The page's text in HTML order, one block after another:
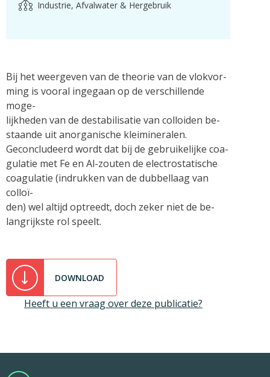
Industrie, Afvalwater & Hergebruik
Bij het weergeven van de theorie van de vlokvor-
ming is vooral ingegaan op de verschillende
moge-
lijkheden van de destabilisatie van colloiden be-
staande uit anorganische kleimineralen.
Geconcludeerd wordt dat bij de gebruikelijke coa-
gulatie met Fe en Al-zouten de electrostatische
coagulatie (indrukken van de dubbellaag van
colloï-
den) wel altijd optreedt, doch zeker niet de be-
langrijkste rol speelt.
DOWNLOAD
Heeft u een vraag over deze publicatie?